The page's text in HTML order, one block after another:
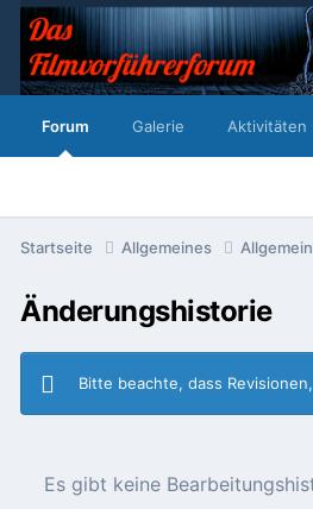
Forum Galerie Aktivitäten
Startseite Allgemeines
Änderungshistorie
Bitte beachte, dass
Es gibt keine